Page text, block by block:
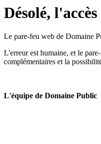
Désolé,
Le pare-feu web de Domaine
L'erreur est humaine, et le
complémentaires et la
L'équipe de Domaine Public